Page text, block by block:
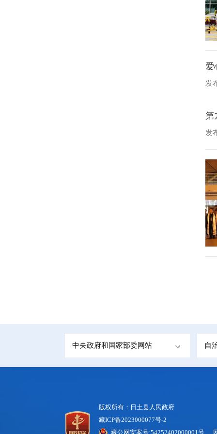
爱
发
第
发
中央政府和国家部委网站 自
版权所有：日土县人民政府
藏ICP备2023000077号-2
藏公网安案号:54252402000001号